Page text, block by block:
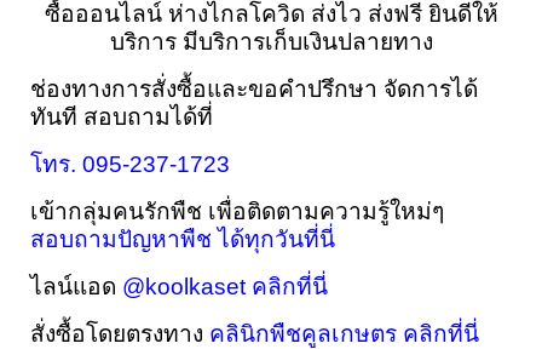
ซื้อออนไลน์ ห่างไกลโควิด ส่งไว ส่งฟรี ยินดีให้
บริการ มีบริการเก็บเงินปลายทาง
ช่องทางการสั่งซื้อและขอคำปรึกษา จัดการได้
ทันที สอบถามได้ที่
โทร. 095-237-1723
สอบถามปัญหาพืช ได้ทุกวันที่นี่
ไลน์แอด @koolkaset คลิกที่นี่
สั่งซื้อโดยตรงทาง คลินิกพืชคูลเกษตร คลิกที่นี่